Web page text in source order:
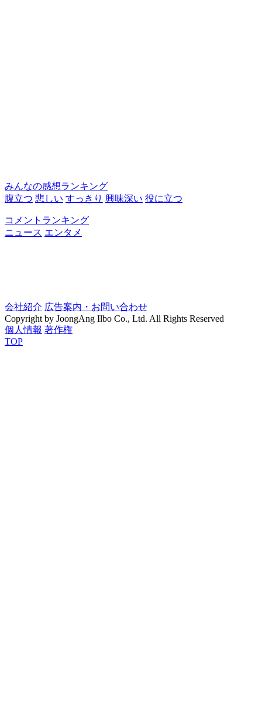
みんなの感想ランキング
腹立つ 悲しい すっきり 興味深い 役に立つ
コメントランキング
ニュース エンタメ
会社紹介 広告案内・お問い合わせ
Copyright by JoongAng Ilbo Co., Ltd. All Rights Reserved
個人情報 著作権
TOP